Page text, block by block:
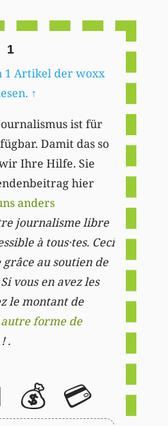
1
1 Artikel der woxx
↑
ist für
Damit das so
Ihre Hilfe. Sie
hier
anders
journalisme libre
à tous·tes. Ceci
au soutien de
vous en avez les
le montant de
forme de
.
💰 💳